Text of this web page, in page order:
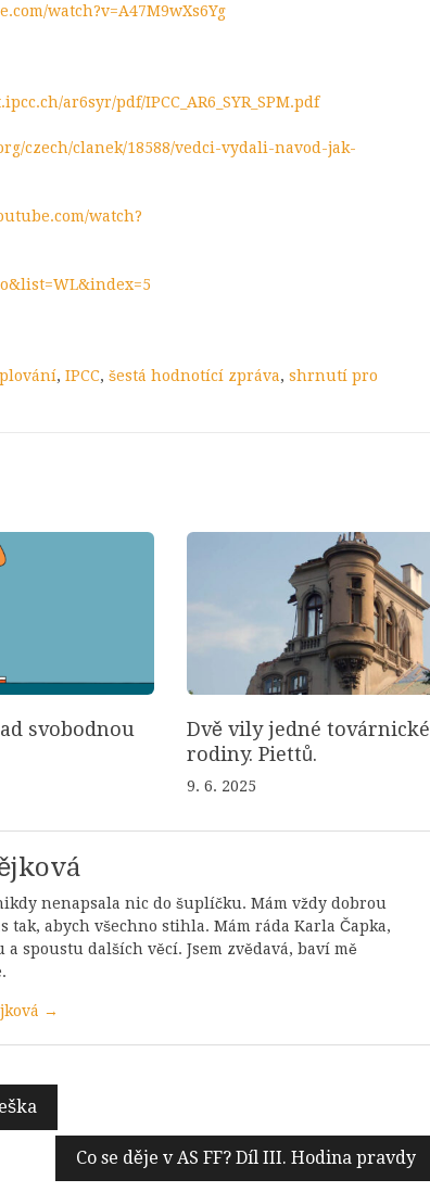
watch?v=A47M9wXs6Yg
ar6syr/pdf/IPCC_AR6_SYR_SPM.pdf
czech/clanek/18588/vedci-vydali-navod-jak-
watch?
, IPCC, šestá hodnotící zpráva, shrnutí pro
svobodnou
Dvě vily jedné továrnické
rodiny. Piettů.
9. 6. 2025
nenapsala nic do šuplíčku. Mám vždy dobrou
tak, abych všechno stihla. Mám ráda Karla Čapka,
spoustu dalších věcí. Jsem zvědavá, baví mě
→
Co se děje v AS FF? Díl III. Hodina pravdy